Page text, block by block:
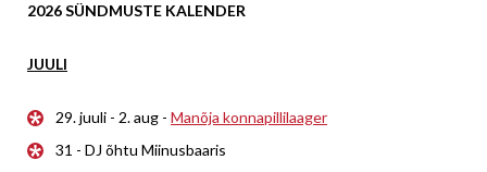
2026 SÜNDMUSTE KALENDER
JUULI
29. juuli - 2. aug - Manõja konnapillilaager
31 - DJ õhtu Miinusbaaris